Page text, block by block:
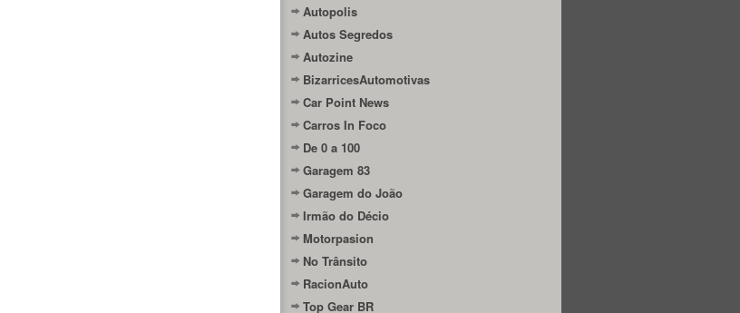
Autopolis
Autos Segredos
Autozine
BizarricesAutomotivas
Car Point News
Carros In Foco
De 0 a 100
Garagem 83
Garagem do João
Irmão do Décio
Motorpasion
No Trânsito
RacionAuto
Top Gear BR